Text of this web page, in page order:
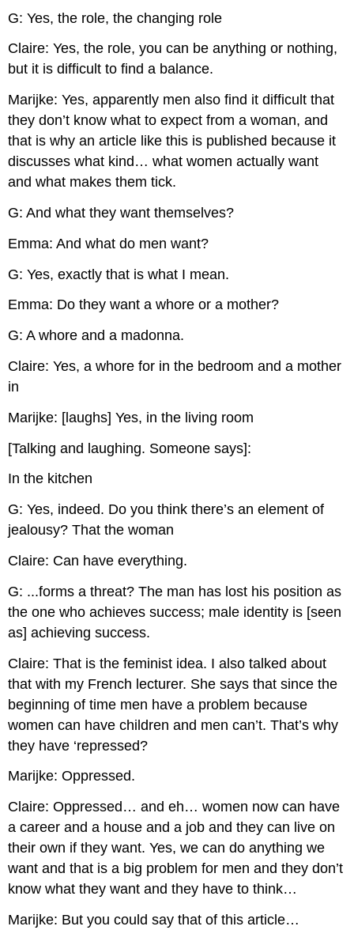
G: Yes, the role, the changing role
Claire: Yes, the role, you can be anything or nothing,
but it is difficult to find a balance.
Marijke: Yes, apparently men also find it difficult that
they don’t know what to expect from a woman, and
that is why an article like this is published because it
discusses what kind… what women actually want
and what makes them tick.
G: And what they want themselves?
Emma: And what do men want?
G: Yes, exactly that is what I mean.
Emma: Do they want a whore or a mother?
G: A whore and a madonna.
Claire: Yes, a whore for in the bedroom and a mother
in
Marijke: [laughs] Yes, in the living room
[Talking and laughing. Someone says]:
In the kitchen
G: Yes, indeed. Do you think there’s an element of
jealousy? That the woman
Claire: Can have everything.
G: ...forms a threat? The man has lost his position as
the one who achieves success; male identity is [seen
as] achieving success.
Claire: That is the feminist idea. I also talked about
that with my French lecturer. She says that since the
beginning of time men have a problem because
women can have children and men can’t. That’s why
they have ‘repressed?
Marijke: Oppressed.
Claire: Oppressed… and eh… women now can have
a career and a house and a job and they can live on
their own if they want. Yes, we can do anything we
want and that is a big problem for men and they don’t
know what they want and they have to think…
Marijke: But you could say that of this article…